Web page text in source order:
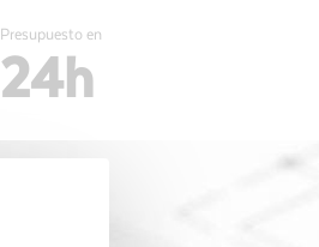
Presupuesto en
24h